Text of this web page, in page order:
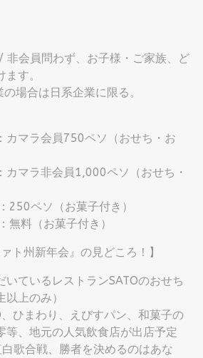
非会員問わず、お子様・ご家族、ど
す。
は日系企業に限る。
カマラ会員750ペソ（おせち・お
1,000ペソ（おせち・
ペソ（お菓子付き）
お菓子付き）
ト州新年会』の見どころ！】
いているレストランSATOのおせち
上のみ）
ひまわり、えびすパン、和菓子の
等、地元の人気飲食店が出店予定
歌合戦、勝者を決めるのはあな